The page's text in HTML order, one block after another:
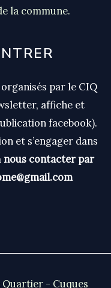
la commune.
par le CIQ
affiche et
facebook).
et s’engager dans
nous contacter par
- Cuques